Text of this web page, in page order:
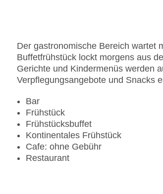
Gesamtanzahl der Zimmer: 260
Pools:Beheizter Außenpool,
Zahlungsarten: American
Landeskategorie: 4 Sterne
Der gastronomische Bereich wartet
Buffetfrühstück lockt morgens aus
Gerichte und Kindermenüs werden
Verpflegungsangebote und Snacks
Bar
Frühstück
Frühstücksbuffet
Kontinentales Frühstück
Cafe: ohne Gebühr
Restaurant